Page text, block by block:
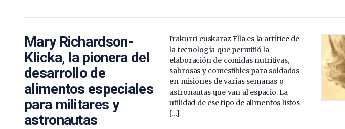
Mary Richardson-
Klicka, la pionera del
desarrollo de
alimentos especiales
para militares y
astronautas
Irakurri euskaraz Ella es la artífice de
la tecnología que permitió la
elaboración de comidas nutritivas,
sabrosas y comestibles para soldados
en misiones de varias semanas o
astronautas que van al espacio. La
utilidad de ese tipo de alimentos listos
[…]